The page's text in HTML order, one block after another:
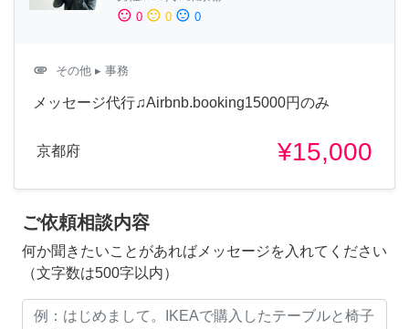
sentiment_satisfied 0 sentiment_neutral 0 sentiment_dissatisfied 0
attachment その他 ▸ 事務
メッセージ代行♫Airbnb.booking15000円のみ
京都府 ¥15,000
ご依頼相談内容
何か聞きたいことがあればメッセージを入れてください
（文字数は500字以内）